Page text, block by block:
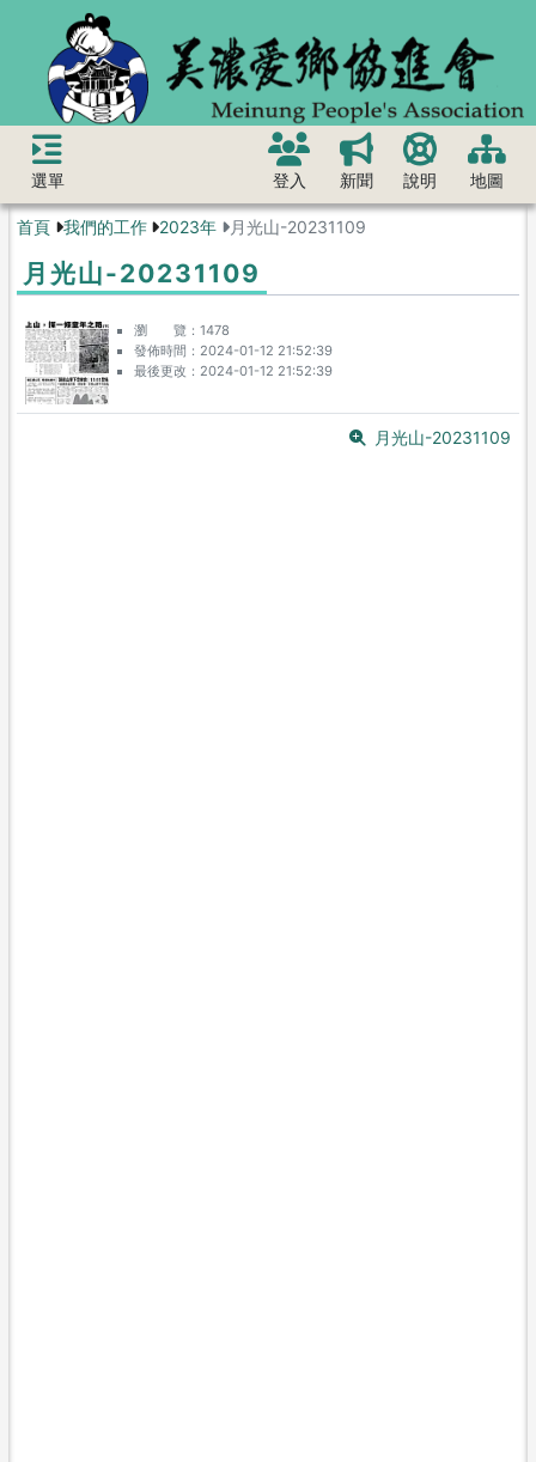
選單 登入 新聞 說明 地圖
首頁 我們的工作 2023年 月光山-20231109
月光山-20231109
瀏 覽
1478
發佈時間
2024-01-12 21:52:39
最後更改
2024-01-12 21:52:39
月光山-20231109